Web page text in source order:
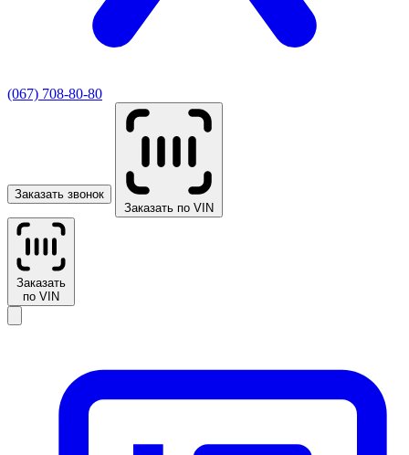
(067) 708-80-80
Заказать звонок
Заказать по VIN
Заказать
по VIN